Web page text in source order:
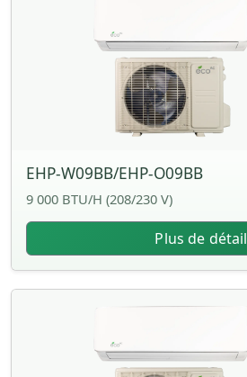
EHP-W09BB/EHP-O09BB
9 000 BTU/H (208/230 V)
Plus de détail